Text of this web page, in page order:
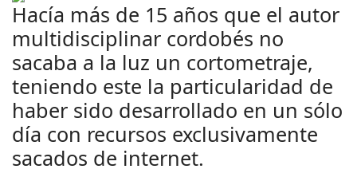
Hacía más de 15 años que el autor
multidisciplinar cordobés no
sacaba a la luz un cortometraje,
teniendo este la particularidad de
haber sido desarrollado en un sólo
día con recursos exclusivamente
sacados de internet.